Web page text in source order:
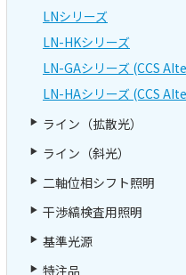
LNシリーズ
LN-HKシリーズ
LN-GAシリーズ (CCS
LN-HAシリーズ (CCS
ライン（拡散光）
ライン（斜光）
二軸位相シフト照明
干渉縞検査用照明
基準光源
特注品